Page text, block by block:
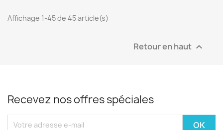
Affichage 1-45 de 45 article(s)
Retour en haut 
Recevez nos offres spéciales